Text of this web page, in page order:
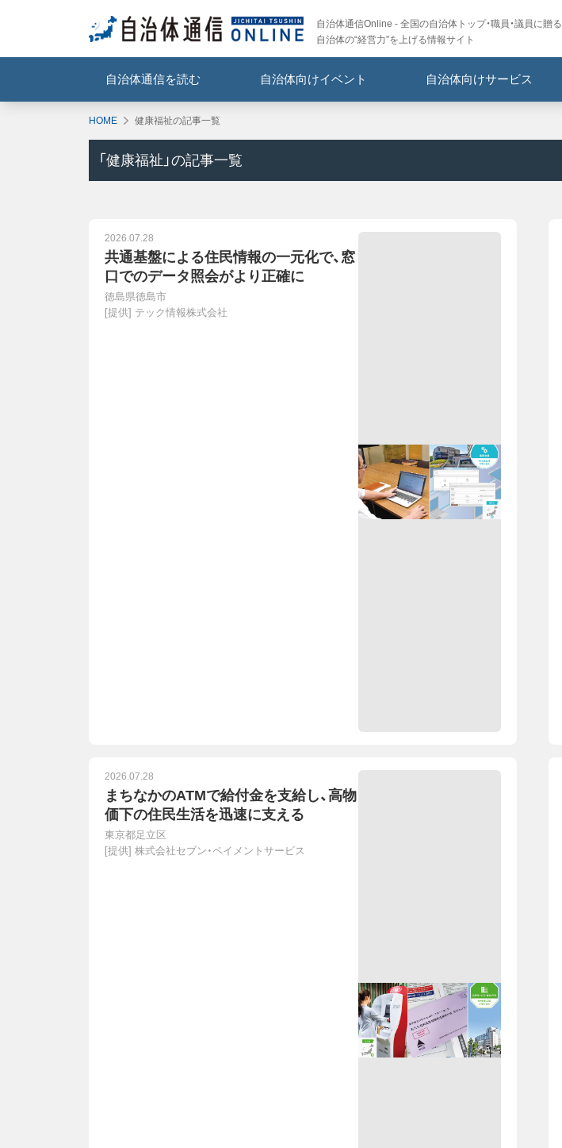
自治体通信Online - 全国の自治体トップ・職員・議員に贈る
自治体の“経営力”を上げる情報サイト
自治体通信を読む 自治体向けイベント 自治体向けサービス
HOME 健康福祉の記事一覧
「 健康福祉 」の記事一覧
2026.07.28
共通基盤による住民情報の一元化で、窓
口でのデータ照会がより正確に
徳島県徳島市
[提供] テック情報株式会社
2026.07.28
まちなかのATMで給付金を支給し、高物
価下の住民生活を迅速に支える
東京都足立区
[提供] 株式会社セブン・ペイメントサービス